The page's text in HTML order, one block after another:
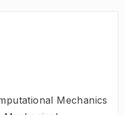
Mechanics